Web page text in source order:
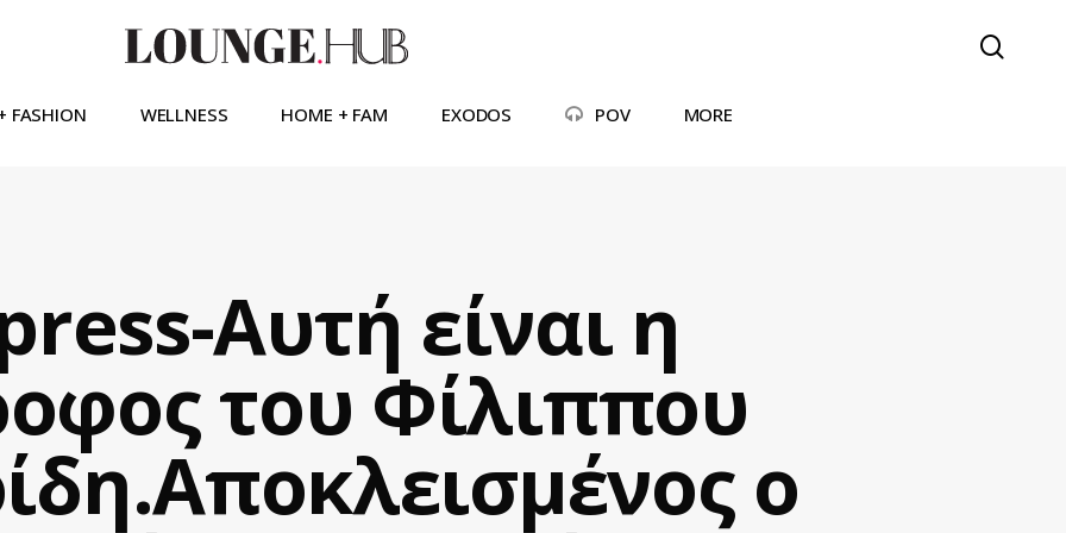
FASHION WELLNESS HOME + FAM EXODOS POV MORE
Αυτή είναι η
του Φίλιππου
ο